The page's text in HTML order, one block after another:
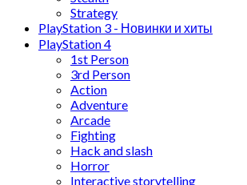
Strategy
PlayStation 3 - Новинки и хиты
PlayStation 4
1st Person
3rd Person
Action
Adventure
Arcade
Fighting
Hack and slash
Horror
Interactive storytelling